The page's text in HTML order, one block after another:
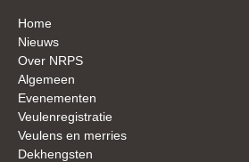
Verrichtingsonderzoek 2023-2024
Verrichtingsonderzoek 2022-2023
Home
Nieuws
Over NRPS
Algemeen
Evenementen
Veulenregistratie
Veulens en merries
Dekhengsten